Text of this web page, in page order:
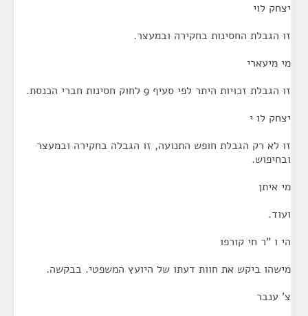
יצחק לוי
זו הגבלת החסינות בחקירה ובמעצר.
מי מיעארי
זו הגבלת זכויות היתר לפי סעיף 9 לחוק חסינות חברי הכנסת.
יצחק לו י
זו לא רק הגבלת חופש התנועה, זו הגבלה בחקירה ובמעצר
ובחיפוש.
מי איתן
ועוד.
הי ו "ר חי קורפו
מישהו ביקש את חוות דעתו של היועץ המשפטי. בבקשה.
צ' ענבר